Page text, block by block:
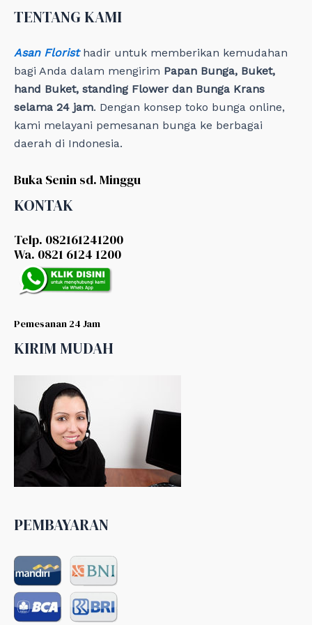
s
TENTANG KAMI
Asan Floristhadir untuk memberikan kemudahan
bagi Anda dalam mengirim Papan Bunga, Buket,
hand Buket, standing Flower dan Bunga Krans
selama 24 jam. Dengan konsep toko bunga online,
kami melayani pemesanan bunga ke berbagai
daerah di Indonesia.
Buka Senin sd. Minggu
KONTAK
Telp. 082161241200
Wa. 0821 6124 1200
Pemesanan 24 Jam
KIRIM MUDAH
PEMBAYARAN